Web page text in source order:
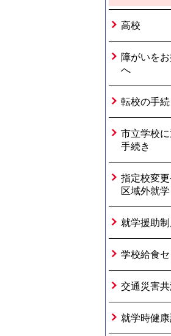
高校
障がいを
へ
転校の手続
市立学校
手続き
指定校変更
区域外就学
就学援助
学校給食
交通災害
就学時健